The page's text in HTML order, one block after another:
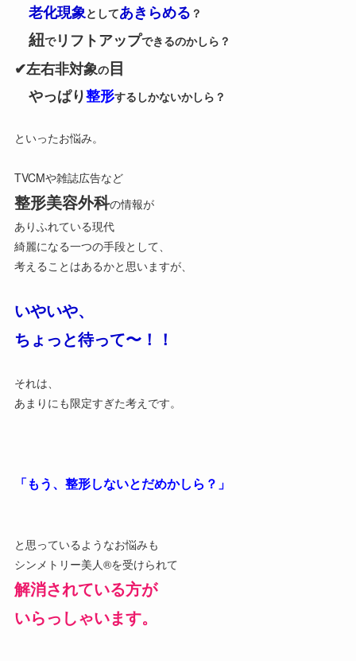
老化現象としてあきらめる ？
紐でリフトアップできるのかしら？
✔左右非対象の目
やっぱり整形するしかないかしら？
といったお悩み。
TVCMや雑誌広告など
整形美容外科の情報が
ありふれている現代
綺麗になる一つの手段として、
考えることはあるかと思いますが、
いやいや、
ちょっと待って〜！！
それは、
あまりにも限定すぎた考えです。
「もう、整形しないとだめかしら？」
と思っているようなお悩みも
シンメトリー美人®を受けられて
解消されている方が
いらっしゃいます。